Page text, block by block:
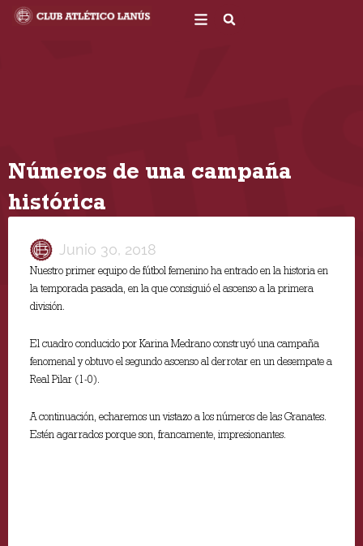
Números de una campaña
histórica
Junio 30, 2018
Nuestro primer equipo de fútbol femenino ha entrado en la historia en
la temporada pasada, en la que consiguió el ascenso a la primera
división.
El cuadro conducido por Karina Medrano construyó una campaña
fenomenal y obtuvo el segundo ascenso al derrotar en un desempate a
Real Pilar (1-0).
A continuación, echaremos un vistazo a los números de las Granates.
Estén agarrados porque son, francamente, impresionantes.